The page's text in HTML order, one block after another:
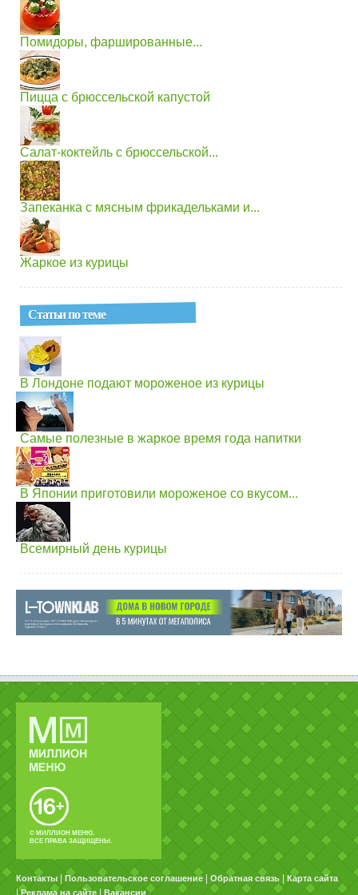
Помидоры, фаршированные...
Пицца с брюссельской капустой
Салат-коктейль с брюссельской...
Запеканка с мясным фрикадельками и...
Жаркое из курицы
Статьи по теме
В Лондоне подают мороженое из курицы
Самые полезные в жаркое время года напитки
В Японии приготовили мороженое со вкусом...
Всемирный день курицы
© МИЛЛИОН МЕНЮ.
ВСЕ ПРАВА ЗАЩИЩЕНЫ.
Контакты Пользовательское соглашение Обратная связь Карта сайта
|Реклама на сайте Вакансии